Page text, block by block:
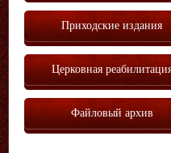
Приходские издания
Церковная
Файловый архив